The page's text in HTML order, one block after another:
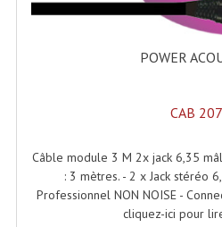
POWER
CAB
Câble module 3 M 2x jack 6,35
: 3 mètres. - 2 x Jack stéréo
Professionnel NON NOISE -
cliquez-ici pour